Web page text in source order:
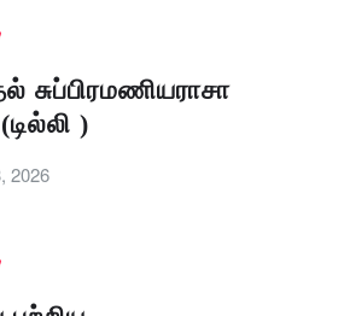
சுப்பிரமணியராசா
)
2026